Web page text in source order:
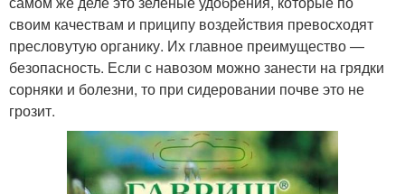
своим качествам и приципу воздействия превосходят
пресловутую органику. Их главное преимущество —
безопасность. Если с навозом можно занести на грядки
сорняки и болезни, то при сидеровании почве это не
грозит.